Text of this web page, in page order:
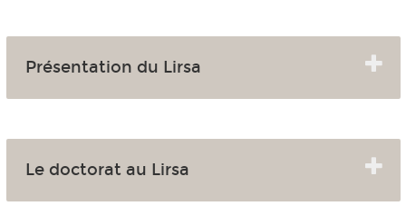
Présentation du Lirsa
Le doctorat au Lirsa